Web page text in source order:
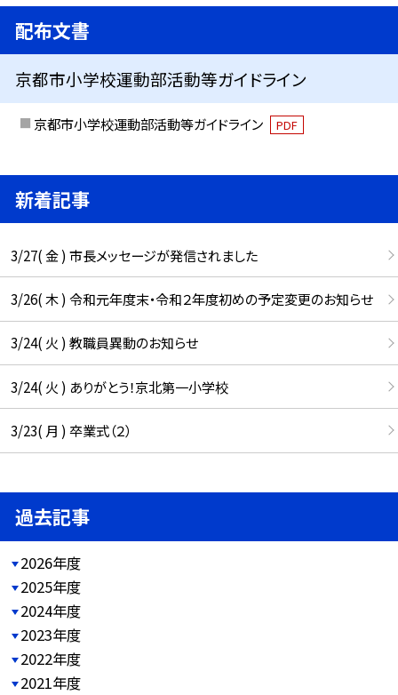
配布文書
京都市小学校運動部活動等ガイドライン
京都市小学校運動部活動等ガイドライン PDF
新着記事
3/27( 金 ) 市長メッセージが発信されました
3/26( 木 ) 令和元年度末・令和２年度初めの予定変更のお知らせ
3/24( 火 ) 教職員異動のお知らせ
3/24( 火 ) ありがとう！京北第一小学校
3/23( 月 ) 卒業式（２）
過去記事
2026年度
2025年度
2024年度
2023年度
2022年度
2021年度